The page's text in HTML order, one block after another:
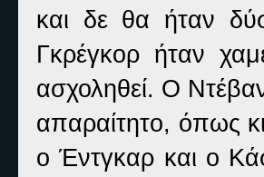
και δε θα ήταν
Γκρέγκορ ήταν
ασχοληθεί. Ο
απαραίτητο, όπως
ο Έντγκαρ και ο